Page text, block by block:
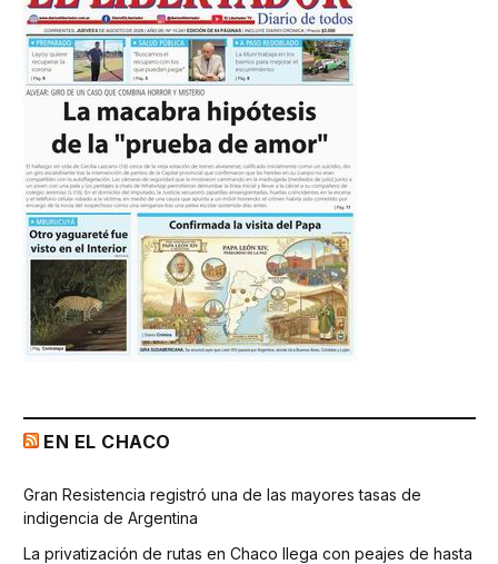
EN EL CHACO
Gran Resistencia registró una de las mayores tasas de
indigencia de Argentina
La privatización de rutas en Chaco llega con peajes de hasta